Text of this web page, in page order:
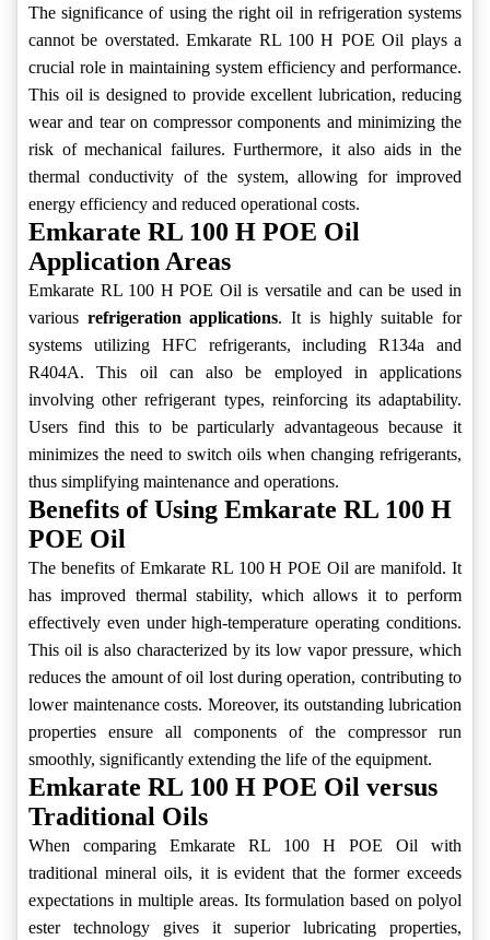
The significance of using the right oil in refrigeration systems
cannot be overstated. Emkarate RL 100 H POE Oil plays a
crucial role in maintaining system efficiency and performance.
This oil is designed to provide excellent lubrication, reducing
wear and tear on compressor components and minimizing the
risk of mechanical failures. Furthermore, it also aids in the
thermal conductivity of the system, allowing for improved
energy efficiency and reduced operational costs.
Emkarate RL 100 H POE Oil
Application Areas
Emkarate RL 100 H POE Oil is versatile and can be used in
various refrigeration applications. It is highly suitable for
systems utilizing HFC refrigerants, including R134a and
R404A. This oil can also be employed in applications
involving other refrigerant types, reinforcing its adaptability.
Users find this to be particularly advantageous because it
minimizes the need to switch oils when changing refrigerants,
thus simplifying maintenance and operations.
Benefits of Using Emkarate RL 100 H
POE Oil
The benefits of Emkarate RL 100 H POE Oil are manifold. It
has improved thermal stability, which allows it to perform
effectively even under high-temperature operating conditions.
This oil is also characterized by its low vapor pressure, which
reduces the amount of oil lost during operation, contributing to
lower maintenance costs. Moreover, its outstanding lubrication
properties ensure all components of the compressor run
smoothly, significantly extending the life of the equipment.
Emkarate RL 100 H POE Oil versus
Traditional Oils
When comparing Emkarate RL 100 H POE Oil with
traditional mineral oils, it is evident that the former exceeds
expectations in multiple areas. Its formulation based on polyol
ester technology gives it superior lubricating properties,